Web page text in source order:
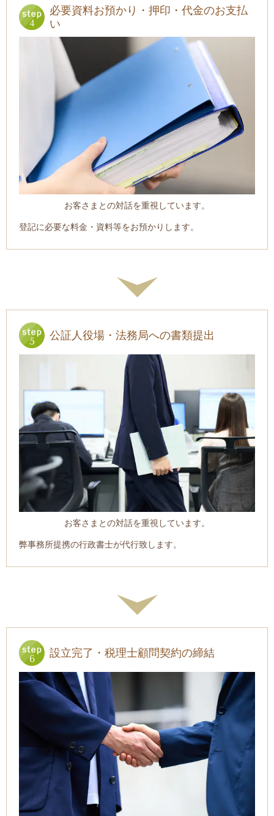
必要資料お預かり・押印・代金のお支払
い
お客さまとの対話を重視しています。
登記に必要な料金・資料等をお預かりします。
公証人役場・法務局への書類提出
お客さまとの対話を重視しています。
弊事務所提携の行政書士が代行致します。
設立完了・税理士顧問契約の締結